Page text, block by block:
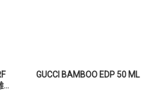
GUCCI BAMBOO EDP 50 ML